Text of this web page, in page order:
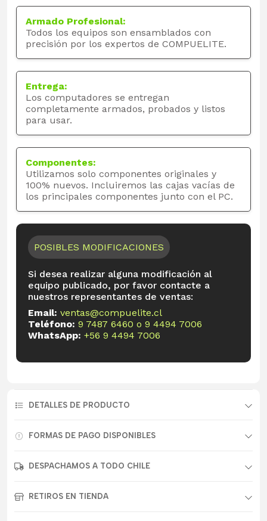
Armado Profesional:
Todos los equipos son ensamblados con
precisión por los expertos de COMPUELITE.
Entrega:
Los computadores se entregan
completamente armados, probados y listos
para usar.
Componentes:
Utilizamos solo componentes originales y
100% nuevos. Incluiremos las cajas vacías de
los principales componentes junto con el PC.
POSIBLES MODIFICACIONES
Si desea realizar alguna modificación al
equipo publicado, por favor contacte a
nuestros representantes de ventas:
Email: ventas@compuelite.cl
Teléfono: 9 7487 6460 o 9 4494 7006
WhatsApp: +56 9 4494 7006
DETALLES DE PRODUCTO
FORMAS DE PAGO DISPONIBLES
DESPACHAMOS A TODO CHILE
RETIROS EN TIENDA